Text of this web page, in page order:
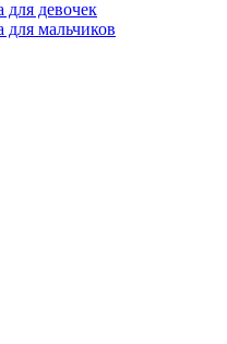
девочек
мальчиков